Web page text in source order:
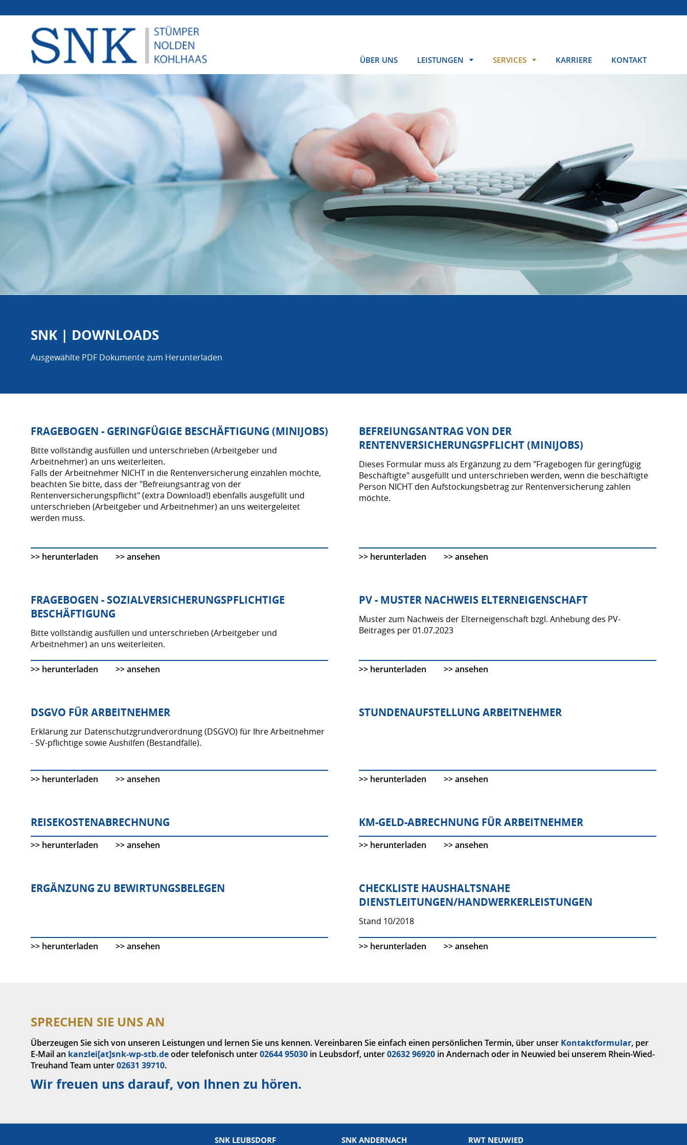
ÜBER UNS LEISTUNGEN SERVICES KARRIERE KONTAKT
SNK | DOWNLOADS
Ausgewählte PDF Dokumente zum Herunterladen
FRAGEBOGEN - GERINGFÜGIGE BESCHÄFTIGUNG (MINIJOBS)
Bitte vollständig ausfüllen und unterschrieben (Arbeitgeber und
Arbeitnehmer) an uns weiterleiten.
Falls der Arbeitnehmer NICHT in die Rentenversicherung einzahlen möchte,
beachten Sie bitte, dass der "Befreiungsantrag von der
Rentenversicherungspflicht" (extra Download!) ebenfalls ausgefüllt und
unterschrieben (Arbeitgeber und Arbeitnehmer) an uns weitergeleitet
werden muss.
>> herunterladen >> ansehen
BEFREIUNGSANTRAG VON DER
RENTENVERSICHERUNGSPFLICHT (MINIJOBS)
Dieses Formular muss als Ergänzung zu dem "Fragebogen für geringfügig
Beschäftigte" ausgefüllt und unterschrieben werden, wenn die beschäftigte
Person NICHT den Aufstockungsbetrag zur Rentenversicherung zahlen
möchte.
>> herunterladen >> ansehen
FRAGEBOGEN - SOZIALVERSICHERUNGSPFLICHTIGE
BESCHÄFTIGUNG
Bitte vollständig ausfüllen und unterschrieben (Arbeitgeber und
Arbeitnehmer) an uns weiterleiten.
>> herunterladen >> ansehen
PV - MUSTER NACHWEIS ELTERNEIGENSCHAFT
Muster zum Nachweis der Elterneigenschaft bzgl. Anhebung des PV-
Beitrages per 01.07.2023
>> herunterladen >> ansehen
DSGVO FÜR ARBEITNEHMER
Erklärung zur Datenschutzgrundverordnung (DSGVO) für Ihre Arbeitnehmer
- SV-pflichtige sowie Aushilfen (Bestandfälle).
>> herunterladen >> ansehen
STUNDENAUFSTELLUNG ARBEITNEHMER
>> herunterladen >> ansehen
REISEKOSTENABRECHNUNG
>> herunterladen >> ansehen
KM-GELD-ABRECHNUNG FÜR ARBEITNEHMER
>> herunterladen >> ansehen
ERGÄNZUNG ZU BEWIRTUNGSBELEGEN
>> herunterladen >> ansehen
CHECKLISTE HAUSHALTSNAHE
DIENSTLEITUNGEN/HANDWERKERLEISTUNGEN
Stand 10/2018
>> herunterladen >> ansehen
SPRECHEN SIE UNS AN
Überzeugen Sie sich von unseren Leistungen und lernen Sie uns kennen. Vereinbaren Sie einfach einen persönlichen Termin, über unser Kontaktformular, per
E-Mail an kanzlei[at]snk-wp-stb.deoder telefonisch unter02644 95030 in Leubsdorf, unter02632 96920 in Andernach oder in Neuwied bei unserem Rhein-Wied-
Treuhand Team unter02631 39710.
Wir freuen uns darauf, von Ihnen zu hören.
SNK LEUBSDORF SNK ANDERNACH RWT NEUWIED